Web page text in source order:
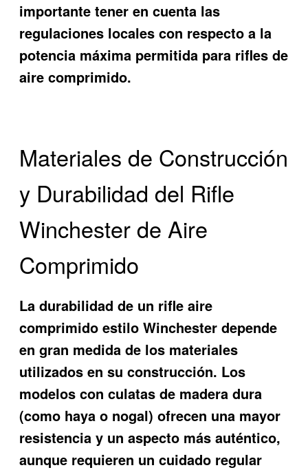
importante tener en cuenta las
regulaciones locales con respecto a la
potencia máxima permitida para rifles de
aire comprimido.
Materiales de Construcción
y Durabilidad del Rifle
Winchester de Aire
Comprimido
La durabilidad de un rifle aire
comprimido estilo Winchester depende
en gran medida de los materiales
utilizados en su construcción. Los
modelos con culatas de madera dura
(como haya o nogal) ofrecen una mayor
resistencia y un aspecto más auténtico,
aunque requieren un cuidado regular